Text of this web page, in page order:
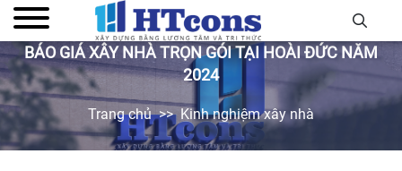
BÁO GIÁ XÂY NHÀ TRỌN GÓI TẠI HOÀI ĐỨC NĂM
2024
Trang chủ Kinh nghiệm xây nhà